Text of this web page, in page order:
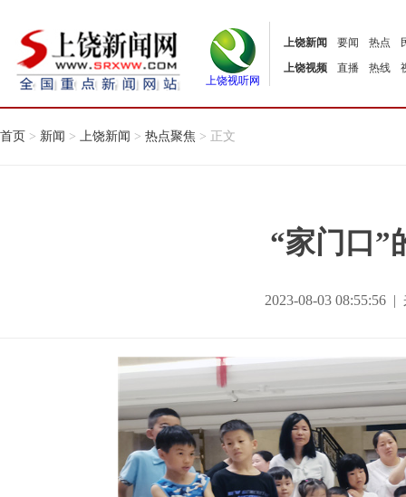
上饶视听网
上饶新闻 要闻 热点
上饶视频
直播 热线
首页 > 新闻 > 上饶新闻 > 热点聚焦 > 正文
“家门口”
2023-08-03 08:55:56